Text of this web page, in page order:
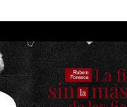
y férvida del prado? y
jardín por alondras
caliente, sombra casi